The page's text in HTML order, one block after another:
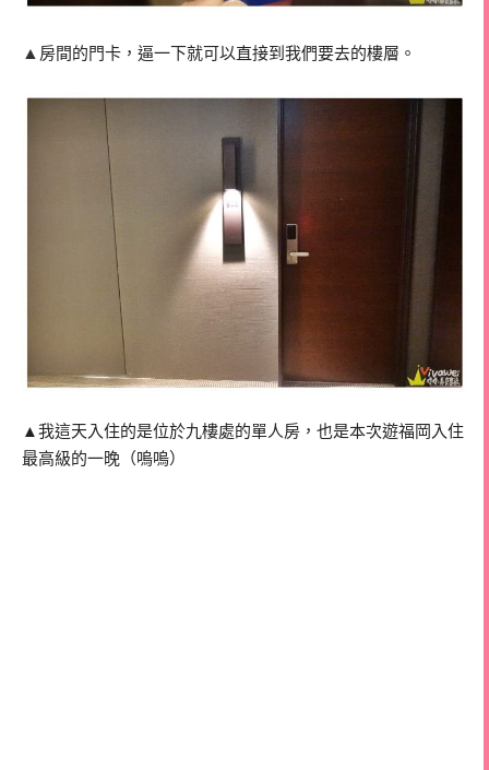
▲ 房間的門卡，逼一下就可以直接到我們要去的樓層。
▲我這天入住的是位於九樓處的單人房，也是本次遊福岡入住
最高級的一晚（嗚嗚）